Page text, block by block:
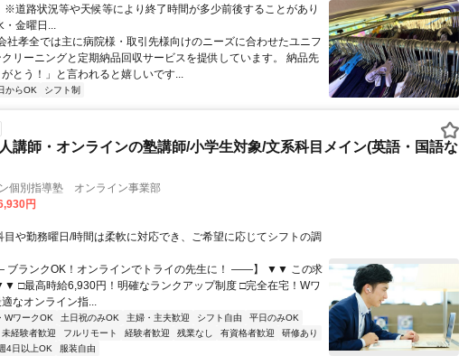
※道路状況等や天候等により終了時間が多少前後することがあり
金曜日...
社孝全では主に病院様・取引先様向けのニーズに合わせたユニフ
リーニングと定期納品回収サービスを提供しています。 納品先
とう！」と言われると嬉しいです...
からOK シフト制
人講師・オンラインの塾講師/小学生対象/文系科目メイン(英語・国語な
個別指導塾 オンライン事業部
円
目や勤務曜日/時間は柔軟に対応でき、ご希望に応じてシフトの調
ランクOK！オンラインでトライの先生に！ ――】 ▼▼ この求
□最高時給6,930円！明確なランクアップ制度 □完全在宅！Wワ
なオンライン指...
WワークOK 土日祝のみOK 主婦・主夫歓迎 シフト自由
平日のみOK
未経験者歓迎 フルリモート 経験者歓迎 残業なし 有資格者歓迎
研修あり
4日以上OK 服装自由